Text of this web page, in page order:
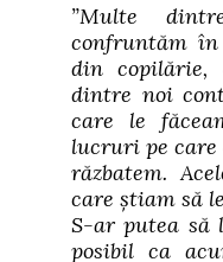
”Multe
confruntăm
din copilărie,
dintre noi
care le
lucruri pe care
răzbatem.
care știam să
S-ar putea să
posibil ca